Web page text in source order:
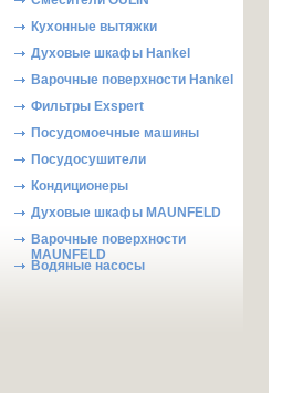
Кухонные вытяжки
Духовые шкафы Hankel
Варочные поверхности Hankel
Фильтры Exspert
Посудомоечные машины
Посудосушители
Кондиционеры
Духовые шкафы MAUNFELD
Варочные поверхности
MAUNFELD
Водяные насосы